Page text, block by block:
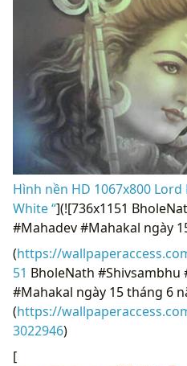
Hình nền HD 1067x800
White “](![736x1151
#Mahadev #Mahakal ngày
(https://
51 BholeNath #Shivsambhu
#Mahakal ngày 15 tháng 6
(https://
3022946)
[